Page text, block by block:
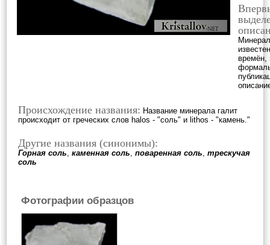
времён,
Происхождение названия: Название минерала галит
происходит от греческих слов halos - "соль" и lithos - "камень."
Другие названия (синонимы):
Горная соль, каменная соль, поваренная соль, трескучая
соль
Фотографии образцов